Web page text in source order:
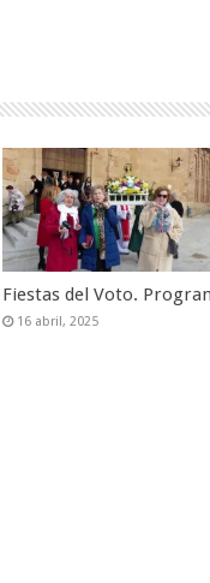
Fiestas del Voto.
16 abril, 2025